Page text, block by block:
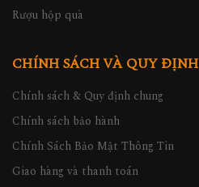
Rượu hộp quà
CHÍNH SÁCH VÀ QUY ĐỊNH
Chính sách & Quy định chung
Chính sách bảo hành
Chính Sách Bảo Mật Thông Tin
Giao hàng và thanh toán